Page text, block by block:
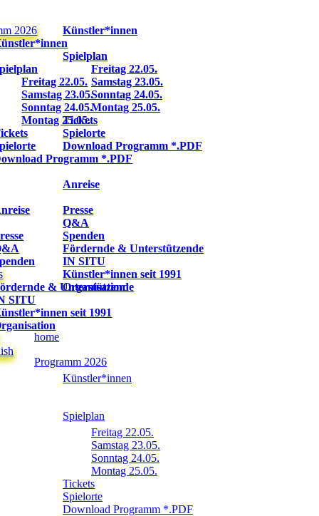
2026
Freitag 22.05.
Samstag 23.05.
Sonntag 24.05.
Montag 25.05.
Programm *.PDF
& Unterstützende
SITU
seit 1991
Künstler*innen
Spielplan
Freitag 22.05.
Samstag 23.05.
Sonntag 24.05.
Montag 25.05.
Tickets
Spielorte
Download Programm *.PDF
Anreise
Presse
Q&A
Spenden
Fördernde & Unterstützende
IN SITU
Künstler*innen seit 1991
Organisation
home
Programm 2026
Künstler*innen
Spielplan
Freitag 22.05.
Samstag 23.05.
Sonntag 24.05.
Montag 25.05.
Tickets
Spielorte
Download Programm *.PDF